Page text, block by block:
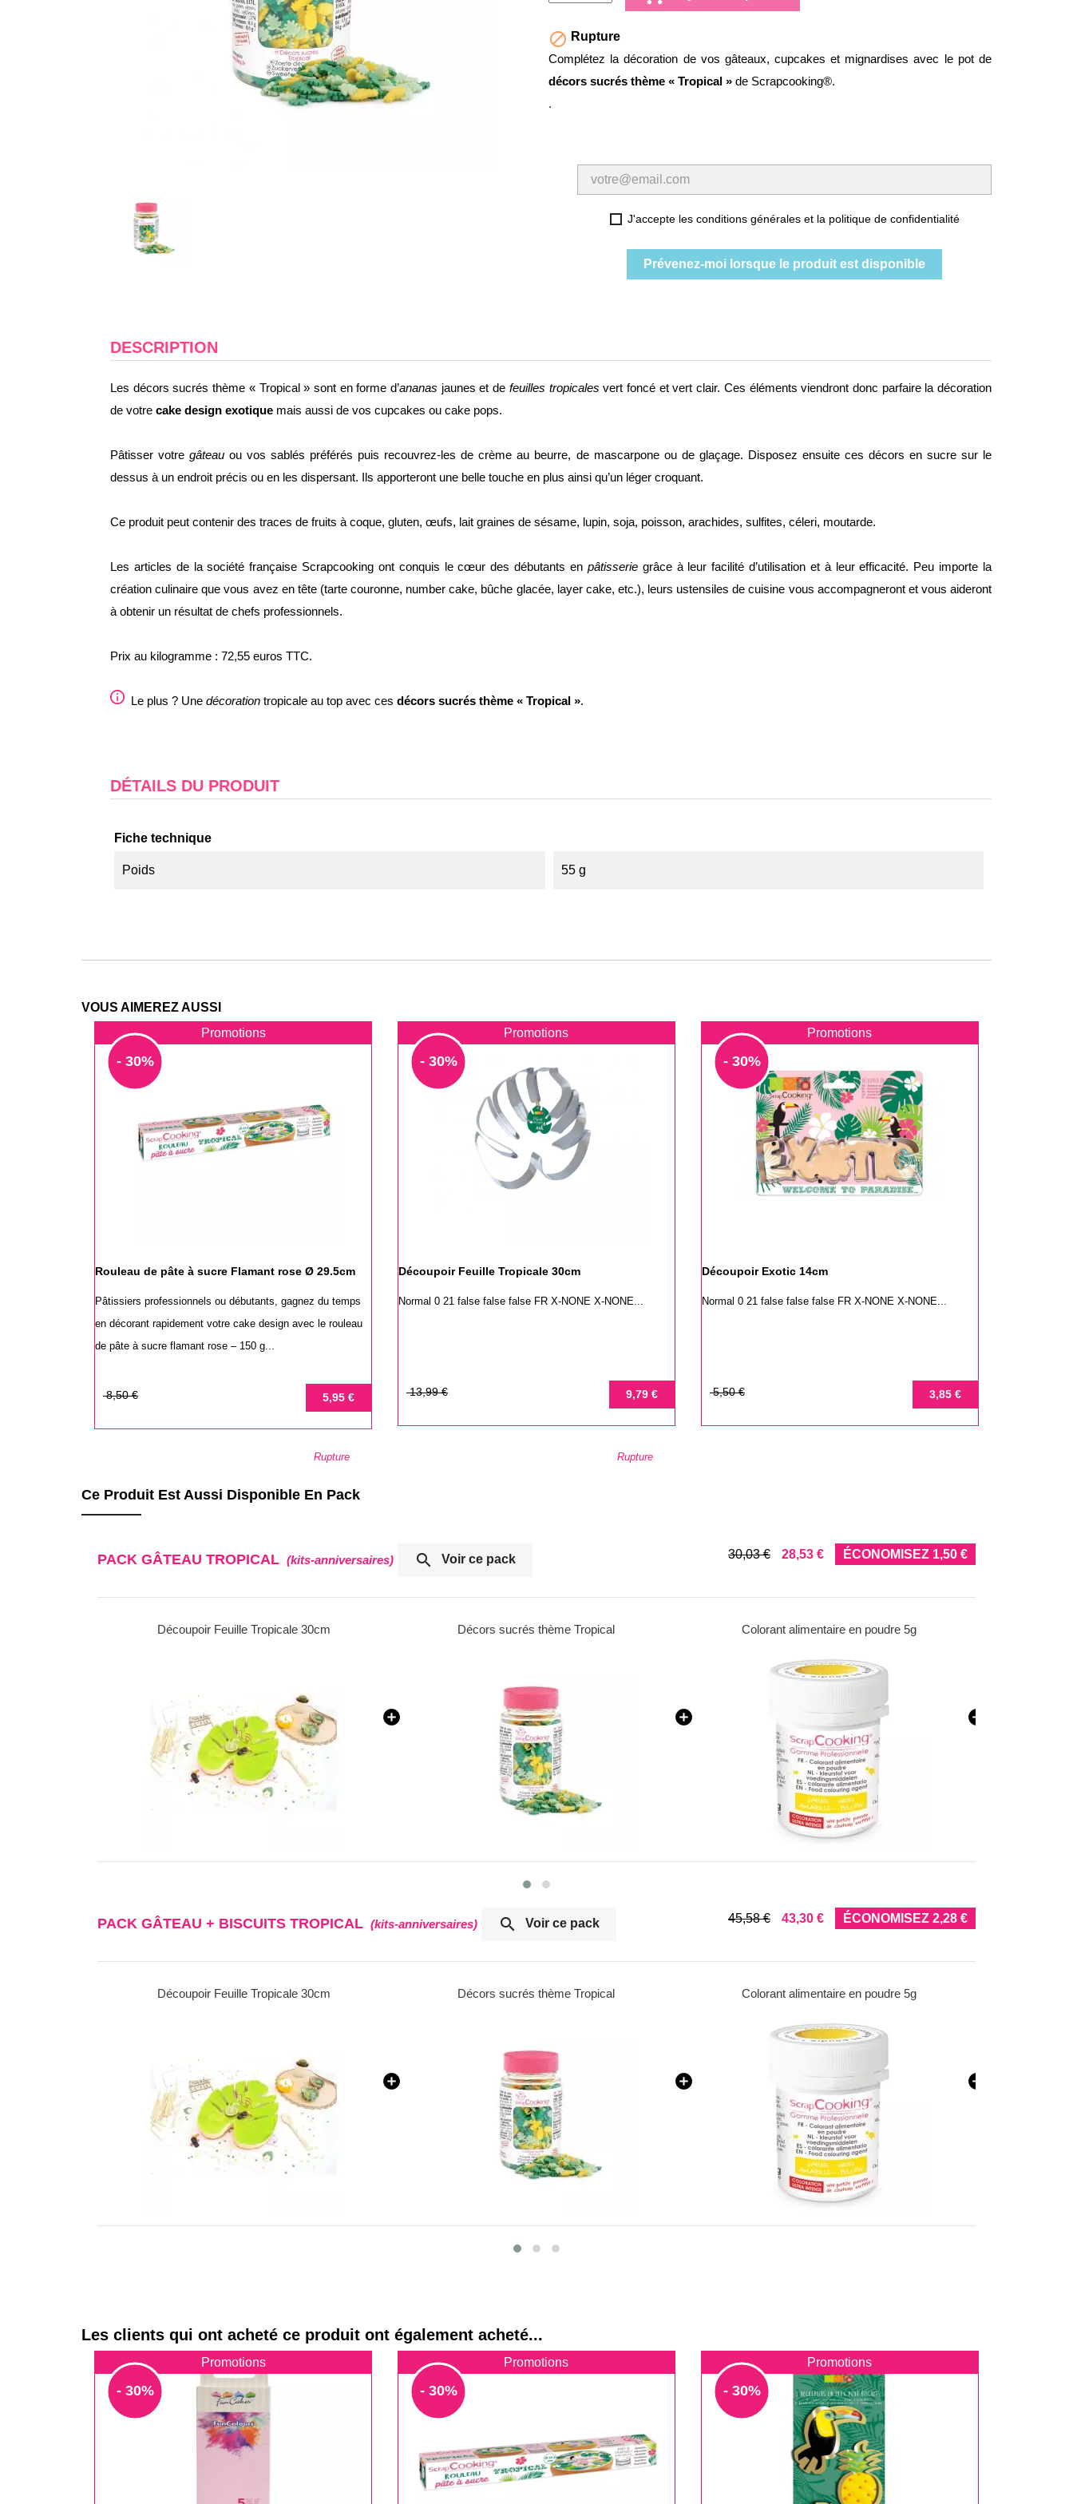
 Rupture
Complétez la décoration de vos gâteaux, cupcakes et mignardises avec le pot de
décors sucrés thème « Tropical » de Scrapcooking®.
.
J'accepte les conditions générales et la politique de confidentialité
Prévenez-moi lorsque le produit est disponible
DESCRIPTION
Les décors sucrés thème « Tropical » sont en forme d’ananas jaunes et de feuilles tropicales vert foncé et vert clair. Ces éléments viendront donc parfaire la décoration
de votre cake design exotique mais aussi de vos cupcakes ou cake pops.
Pâtisser votregâteau ou vos sablés préférés puis recouvrez-les de crème au beurre, de mascarpone ou de glaçage. Disposez ensuite ces décors en sucre sur le
dessus à un endroit précis ou en les dispersant. Ils apporteront une belle touche en plus ainsi qu’un léger croquant.
Ce produit peut contenir des traces de fruits à coque, gluten, œufs, lait graines de sésame, lupin, soja, poisson, arachides, sulfites, céleri, moutarde.
Les articles de la société française Scrapcooking ont conquis le cœur des débutants en pâtisseriegrâce à leur facilité d’utilisation et à leur efficacité. Peu importe la
création culinaire que vous avez en tête (tarte couronne, number cake, bûche glacée, layer cake, etc.), leurs ustensiles de cuisine vous accompagneront et vous aideront
à obtenir un résultat de chefs professionnels.
Prix au kilogramme : 72,55 euros TTC.
Le plus ? Une décoration tropicale au top avec ces décors sucrés thème « Tropical ».
DÉTAILS DU PRODUIT
Fiche technique
Poids 55 g
VOUS AIMEREZ AUSSI
Promotions
- 30%
Rouleau de pâte à sucre Flamant rose Ø 29.5cm
Pâtissiers professionnels ou débutants, gagnez du temps
en décorant rapidement votre cake design avec le rouleau
de pâte à sucre flamant rose – 150 g...
Prix
8,50 €
Prix 5,95 €
Rupture
Promotions
- 30%
Découpoir Feuille Tropicale 30cm
Normal 0 21 false false false FR X-NONE X-NONE...
Prix
13,99 €
Prix 9,79 €
Rupture
Promotions
- 30%
Découpoir Exotic 14cm
Normal 0 21 false false false FR X-NONE X-NONE...
Prix
5,50 €
Prix 3,85 €
Ce Produit Est Aussi Disponible En Pack
PACK GÂTEAU TROPICAL (kits-anniversaires)  Voir ce pack 30,03 € 28,53 € ÉCONOMISEZ 1,50 €
Décors sucrés thème Tropical Colorant alimentaire en poudre 5g Colorant alimentaire en poudre 5g
PACK GÂTEAU + BISCUITS TROPICAL (kits-anniversaires)  Voir ce pack 45,58 € 43,30 € ÉCONOMISEZ 2,28 €
Décors sucrés thème Tropical Colorant alimentaire en poudre 5g Colorant alimentaire en poudre 5g
Les clients qui ont acheté ce produit ont également acheté...
Promotions
- 30%
Promotions
- 30%
Promotions
- 30%